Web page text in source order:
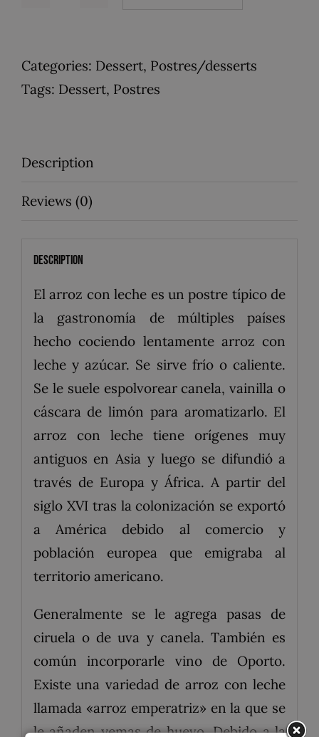
quantity
Categories: Dessert, Postres/desserts
Tags: Dessert, Postres
Description
Reviews (0)
Description
El arroz con leche es un postre típico de
la gastronomía de múltiples países
hecho cociendo lentamente arroz con
leche y azúcar. Se sirve frío o caliente.
Se le suele espolvorear canela, vainilla o
cáscara de limón para aromatizarlo. El
arroz con leche tiene orígenes muy
antiguos en Asia y luego se difundió a
través de Europa y África. A partir del
siglo XVI tras la colonización se exportó
a América debido al comercio y
población europea que emigraba al
territorio americano.
Generalmente se le agrega pasas de
ciruela o de uva y canela. También es
común incorporarle vino de Oporto.
Existe una variedad de arroz con leche
llamada «arroz emperatriz» en la que se
le añaden yemas de huevo. Debido a la